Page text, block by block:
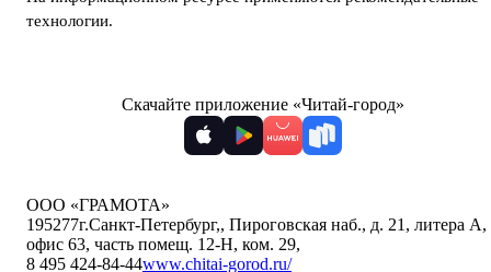
технологии.
Скачайте приложение «Читай-город»
ООО «ГРАМОТА»
195277г.Санкт-Петербург,, Пироговская наб., д. 21, литера А,
офис 63, часть помещ. 12-Н, ком. 29,
8 495 424-84-44www.chitai-gorod.ru/